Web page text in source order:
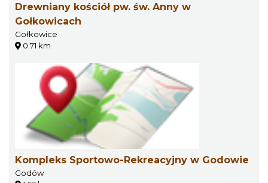
Drewniany kościół pw. św. Anny w
Gołkowicach
Gołkowice
0.71 km
Kompleks Sportowo-Rekreacyjny w Godowie
Godów